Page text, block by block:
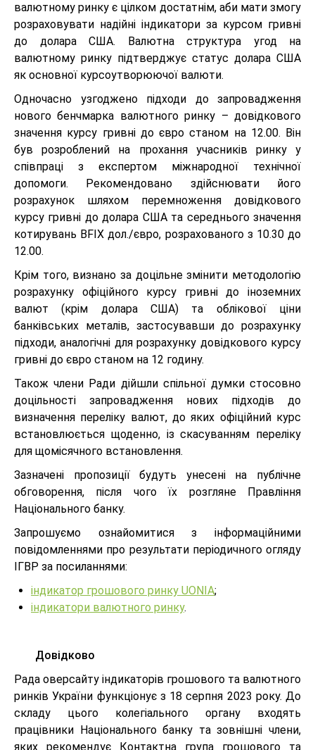
валютному ринку є цілком достатнім, аби мати змогу
розраховувати надійні індикатори за курсом гривні
до долара США. Валютна структура угод на
валютному ринку підтверджує статус долара США
як основної курсоутворюючої валюти.
Одночасно узгоджено підходи до запровадження
нового бенчмарка валютного ринку – довідкового
значення курсу гривні до євро станом на 12.00. Він
був розроблений на прохання учасників ринку у
співпраці з експертом міжнародної технічної
допомоги. Рекомендовано здійснювати його
розрахунок шляхом перемноження довідкового
курсу гривні до долара США та середнього значення
котирувань BFIX дол./євро, розрахованого з 10.30 до
12.00.
Крім того, визнано за доцільне змінити методологію
розрахунку офіційного курсу гривні до іноземних
валют (крім долара США) та облікової ціни
банківських металів, застосувавши до розрахунку
підходи, аналогічні для розрахунку довідкового курсу
гривні до євро станом на 12 годину.
Також члени Ради дійшли спільної думки стосовно
доцільності запровадження нових підходів до
визначення переліку валют, до яких офіційний курс
встановлюється щоденно, із скасуванням переліку
для щомісячного встановлення.
Зазначені пропозиції будуть унесені на публічне
обговорення, після чого їх розгляне Правління
Національного банку.
Запрошуємо ознайомитися з інформаційними
повідомленнями про результати періодичного огляду
ІГВР за посиланнями:
індикатор грошового ринку UONIA;
індикатори валютного ринку.
Довідково
Рада оверсайту індикаторів грошового та валютного
ринків України функціонує з 18 серпня 2023 року. До
складу цього колегіального органу входять
працівники Національного банку та зовнішні члени,
яких рекомендує Контактна група грошового та